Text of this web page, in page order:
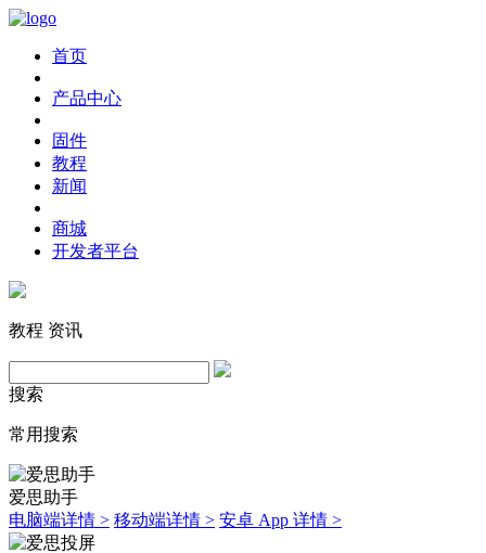
首页
产品中心
固件
教程
新闻
商城
开发者平台
教程 资讯
搜索
常用搜索
爱思助手
电脑端详情 > 移动端详情 > 安卓 App 详情 >